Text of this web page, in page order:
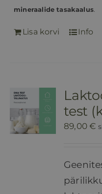
mineraalide tasakaalus.
Lisa korvi Info
test
89,00€